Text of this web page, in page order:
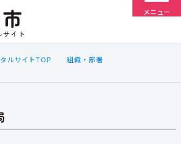
メニュー
ルサイトTOP
組織・部署